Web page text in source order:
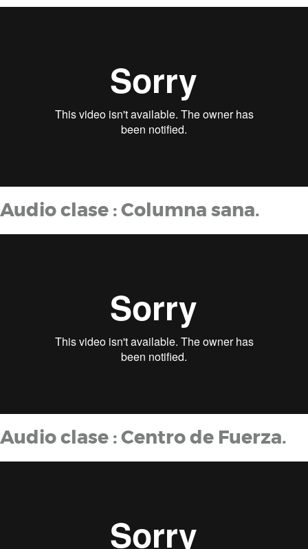
Audio clase : Columna sana.
Audio clase : Centro de Fuerza.